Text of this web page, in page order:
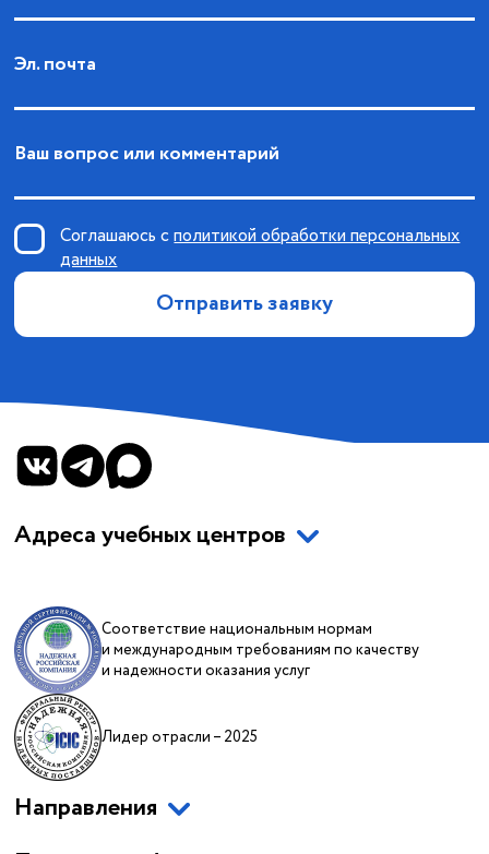
Эл. почта
Ваш вопрос или комментарий
Отправить заявку
Соглашаюсь сполитикой обработки персональных
данных
Адреса учебных центров
Соответствие национальным нормам
и международным требованиям по качеству
и надежности оказания услуг
Лидер отрасли – 2025
Направления